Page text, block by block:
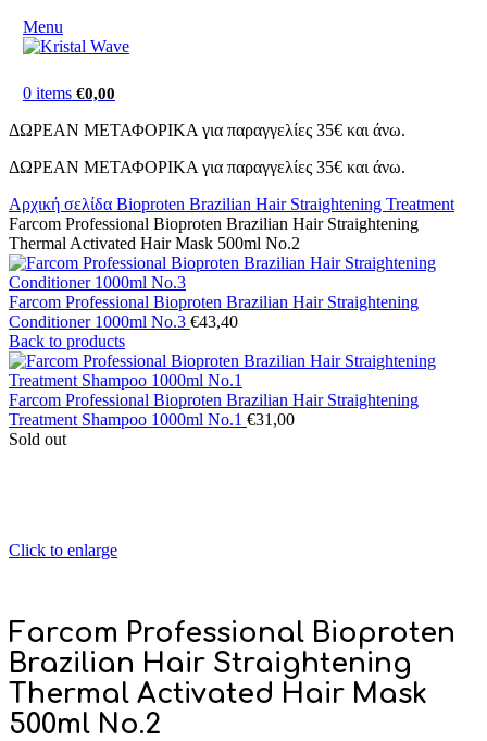
Menu
0 items €0,00
ΔΩΡΕΑΝ ΜΕΤΑΦΟΡΙΚΑ για παραγγελίες 35€ και άνω.
ΔΩΡΕΑΝ ΜΕΤΑΦΟΡΙΚΑ για παραγγελίες 35€ και άνω.
Αρχική σελίδα Bioproten Brazilian Hair Straightening Treatment
Farcom Professional Bioproten Brazilian Hair Straightening
Thermal Activated Hair Mask 500ml Nο.2
Farcom Professional Bioproten Brazilian Hair Straightening
Conditioner 1000ml Nο.3 €43,40
Back to products
Farcom Professional Bioproten Brazilian Hair Straightening
Treatment Shampoo 1000ml Nο.1 €31,00
Sold out
Click to enlarge
Farcom Professional Bioproten
Brazilian Hair Straightening
Thermal Activated Hair Mask
500ml Nο.2